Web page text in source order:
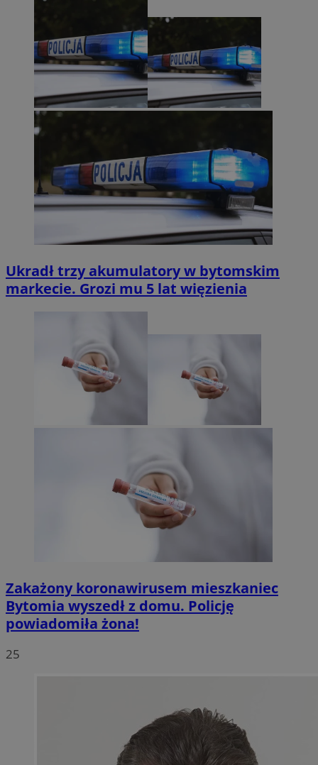
Ukradł trzy akumulatory w bytomskim
markecie. Grozi mu 5 lat więzienia
Zakażony koronawirusem mieszkaniec
Bytomia wyszedł z domu. Policję
powiadomiła żona!
25